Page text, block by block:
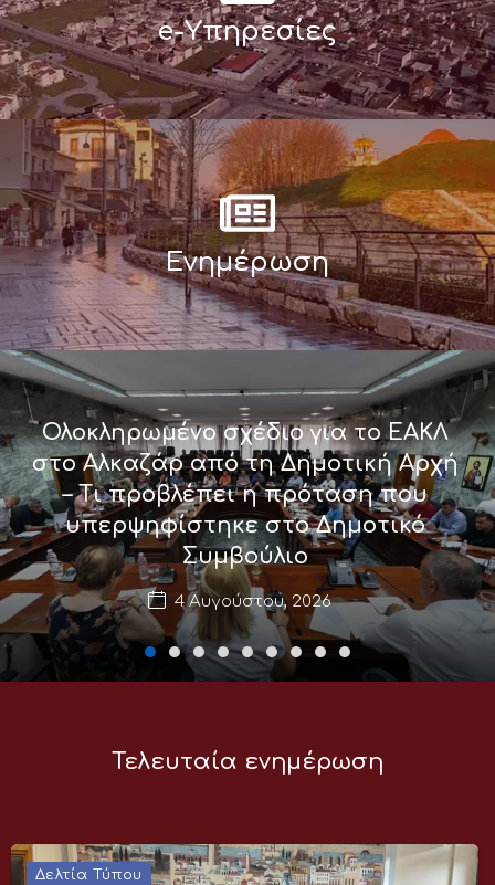
Ολοκληρωμένο σχέδιο για το ΕΑΚΛ
στο Αλκαζάρ από τη Δημοτική Αρχή
– Τι προβλέπει η πρόταση που
υπερψηφίστηκε στο Δημοτικό
Συμβούλιο
4 Αυγούστου, 2026
e-Υπηρεσίες
Ενημέρωση
Τελευταία ενημέρωση
Δελτία Τύπου